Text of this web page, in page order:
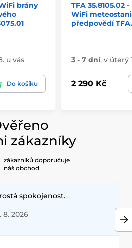
brány
u vás
Do košíku
TFA 35.8105.02
WiFi
předpovědí
3 - 7 dní, v úterý
2 290 Kč
zákazníky
zákazníků doporučuje
náš obchod
spokojenost.
8. 2026